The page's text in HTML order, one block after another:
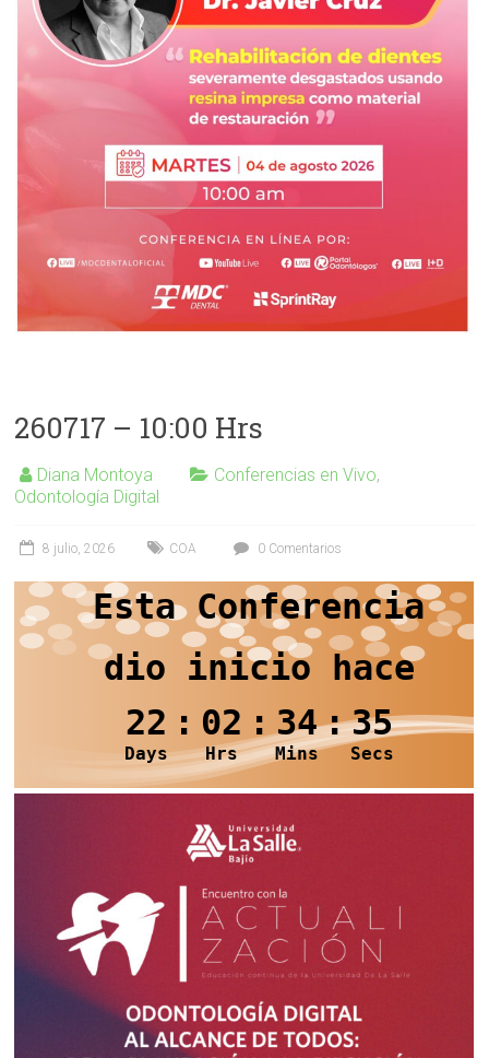
260717 – 10:00 Hrs
Diana Montoya Conferencias en Vivo,
Odontología Digital
8 julio, 2026 COA 0 Comentarios